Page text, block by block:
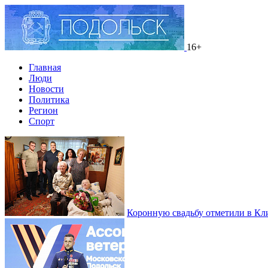
16+
Главная
Люди
Новости
Политика
Регион
Спорт
Коронную свадьбу отметили в